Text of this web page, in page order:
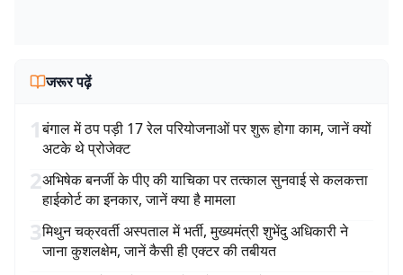
जरूर पढ़ें
1बंगाल में ठप पड़ी 17 रेल परियोजनाओं पर शुरू होगा काम, जानें क्यों
अटके थे प्रोजेक्ट
2अभिषेक बनर्जी के पीए की याचिका पर तत्काल सुनवाई से कलकत्ता
हाईकोर्ट का इनकार, जानें क्या है मामला
3मिथुन चक्रवर्ती अस्पताल में भर्ती, मुख्यमंत्री शुभेंदु अधिकारी ने
जाना कुशलक्षेम, जानें कैसी ही एक्टर की तबीयत